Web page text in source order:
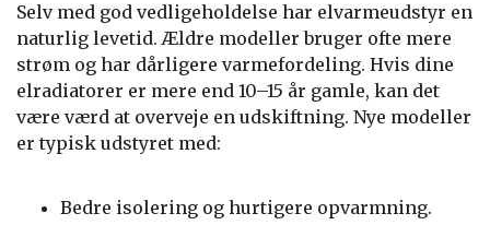
Selv med god vedligeholdelse har elvarmeudstyr en
naturlig levetid. Ældre modeller bruger ofte mere
strøm og har dårligere varmefordeling. Hvis dine
elradiatorer er mere end 10–15 år gamle, kan det
være værd at overveje en udskiftning. Nye modeller
er typisk udstyret med:
Bedre isolering og hurtigere opvarmning.